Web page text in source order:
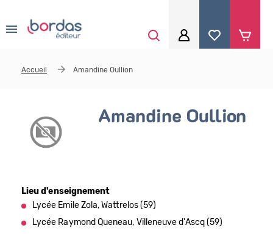
Je me connecte
Mot de passe
Se souvenir de moi
Accueil Amandine Oullion
Amandine Oullion
Lieu d'enseignement
Lycée Emile Zola, Wattrelos (59)
Lycée Raymond Queneau, Villeneuve d'Ascq (59)